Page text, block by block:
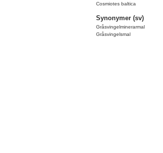
Cosmiotes baltica
Synonymer (sv)
Gråsvingelminerarmal
Gråsvingelsmal